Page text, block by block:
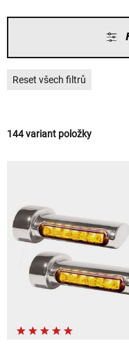
Reset všech filtrů
144 variant položky